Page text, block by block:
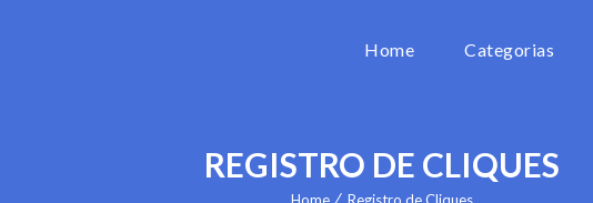
Home Categorias
REGISTRO DE CLIQUES